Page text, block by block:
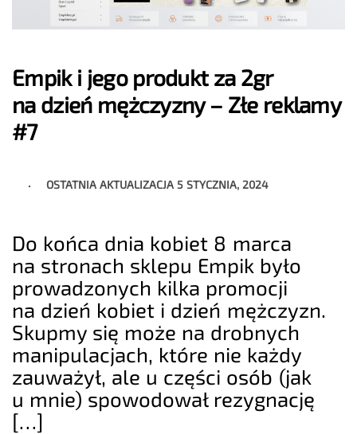
Empik i jego produkt za 2gr
na dzień mężczyzny – Złe reklamy
#7
OSTATNIA AKTUALIZACJA 5 STYCZNIA, 2024
Do końca dnia kobiet 8 marca
na stronach sklepu Empik było
prowadzonych kilka promocji
na dzień kobiet i dzień mężczyzn.
Skupmy się może na drobnych
manipulacjach, które nie każdy
zauważył, ale u części osób (jak
u mnie) spowodował rezygnację
[…]